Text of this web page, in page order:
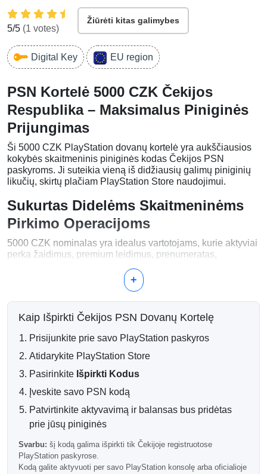
5/5 (1 votes)
Žiūrėti kitas galimybes
Digital Key EU region
PSN Kortelė 5000 CZK Čekijos
Respublika – Maksimalus Piniginės
Prijungimas
Ši 5000 CZK PlayStation dovanų kortelė yra aukščiausios
kokybės skaitmeninis piniginės kodas Čekijos PSN
paskyroms. Ji suteikia vieną iš didžiausių galimų piniginių
likučių, skirtų plačiam PlayStation Store naudojimui.
Sukurtas Didelėms Skaitmeninėms
Pirkimo Operacijoms
5000 CZK nominalas yra idealus vartotojams, kurie aktyviai
perka žaidimus, premium leidimus, prenumeratas,
Kam Galite Išleisti 5000 CZK?
Didelės PlayStation žaidimų bibliotekos
Ultimate ir deluxe leidimai
PlayStation Plus prenumeratos
Sezoniniai praeinami ir DLC rinkiniai
Premium valiutos ir turinys žaidimuose
Maksimalus Likusios Sumos Laisvė
Didesnis PSN piniginės balansas suteikia daugiau laisvės
didžiųjų išleidimų, PlayStation Store išpardavimų ir
prenumeratų atnaujinimo metu, nes nereikia nuolat papildyti
piniginės.
Greitas Elektroninis Pristatymas
+
Kaip Išpirkti Čekijos PSN Dovanų Kortelę
Prisijunkite prie savo PlayStation paskyros
Atidarykite PlayStation Store
Pasirinkite Išpirkti Kodus
Įveskite savo PSN kodą
Patvirtinkite aktyvavimą ir balansas bus pridėtas
prie jūsų piniginės
Svarbu: šį kodą galima išpirkti tik Čekijoje registruotose
PlayStation paskyrose.
Kodą galite aktyvuoti per savo PlayStation konsolę arba oficialioje